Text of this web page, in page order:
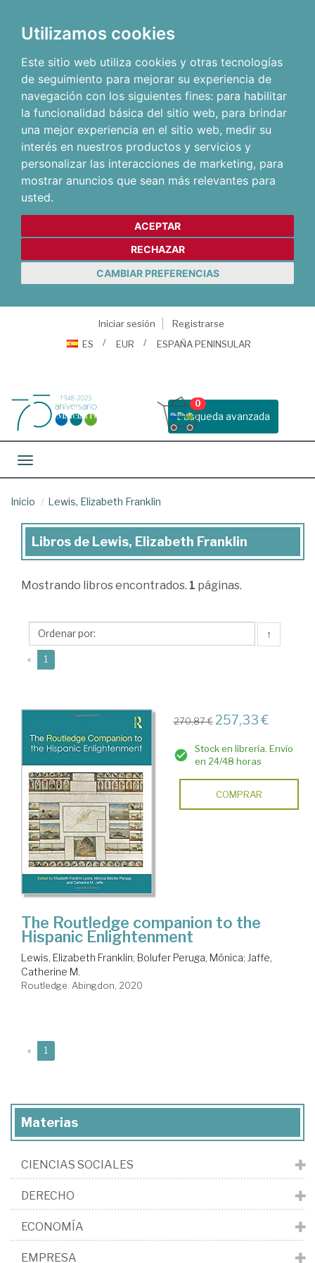
Utilizamos cookies
Este sitio web utiliza cookies y otras tecnologías
de seguimiento para mejorar su experiencia de
navegación con los siguientes fines: para habilitar
la funcionalidad básica del sitio web, para brindar
una mejor experiencia en el sitio web, medir su
interés en nuestros productos y servicios y
personalizar las interacciones de marketing, para
mostrar anuncios que sean más relevantes para
usted.
ACEPTAR
RECHAZAR
CAMBIAR PREFERENCIAS
Iniciar sesión
Registrarse
ES
EUR ESPAÑA PENINSULAR
Busqueda avanzada
0
Toggle navigation
Inicio Lewis, Elizabeth Franklin
Libros
Lewis,
Franklin
Libros de Lewis, Elizabeth Franklin
Mostrando libros encontrados. 1 páginas.
↑
« 1
270,87 € 257,33 €
Stock en librería. Envío
en 24/48 horas
COMPRAR
The Routledge companion to the
Hispanic Enlightenment
Lewis, Elizabeth Franklin; Bolufer Peruga, Mónica; Jaffe,
Catherine M.
Routledge. Abingdon, 2020
« 1
Materias
CIENCIAS SOCIALES
DERECHO
ECONOMÍA
EMPRESA